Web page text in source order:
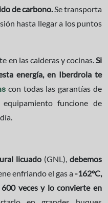
de carbono. Se transporta
hasta llegar a los puntos
en las calderas y cocinas. Si
energía, en Iberdrola te
con todas las garantías de
funcione de
licuado (GNL), debemos
enfriando el gas a -162°C,
veces y lo convierte en